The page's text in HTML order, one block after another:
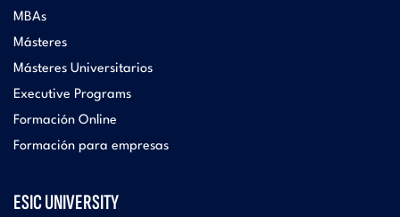
MBAs
Másteres
Másteres Universitarios
Executive Programs
Formación Online
Formación para empresas
ESIC UNIVERSITY